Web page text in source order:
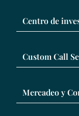
Centro de
Custom Call
Mercadeo y